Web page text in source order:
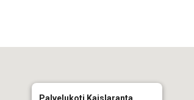
Palvelukoti Kaislaranta